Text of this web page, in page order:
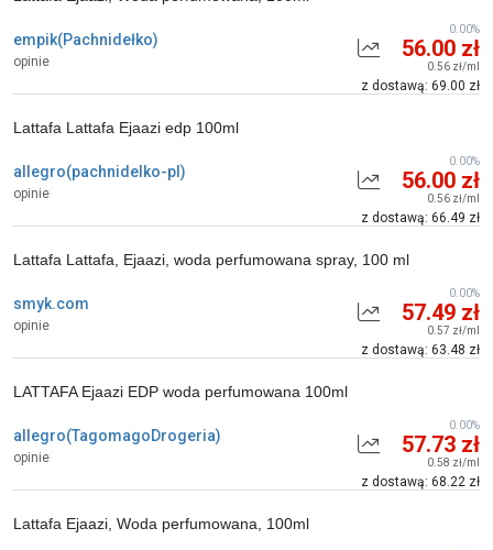
empik(Pachnidełko)
opinie 56.00 zł
0.56 zł/ml
z dostawą: 69.00 zł
0.00%
allegro(pachnidelko-pl)
opinie
Lattafa Lattafa Ejaazi edp 100ml
56.00 zł
0.56 zł/ml
z dostawą: 66.49 zł
0.00%
smyk.com
opinie
Lattafa Lattafa, Ejaazi, woda perfumowana spray, 100 ml
57.49 zł
0.57 zł/ml
z dostawą: 63.48 zł
0.00%
allegro(TagomagoDrogeria)
opinie
LATTAFA Ejaazi EDP woda perfumowana 100ml
57.73 zł
0.58 zł/ml
z dostawą: 68.22 zł
0.00%
Lattafa Ejaazi, Woda perfumowana, 100ml